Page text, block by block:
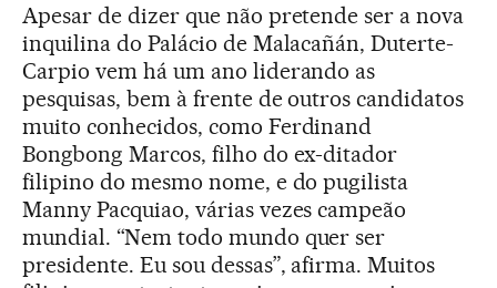
Apesar de dizer que não pretende ser a nova
inquilina do Palácio de Malacañán, Duterte-
Carpio vem há um ano liderando as
pesquisas, bem à frente de outros candidatos
muito conhecidos, como Ferdinand
Bongbong Marcos, filho do ex-ditador
filipino do mesmo nome, e do pugilista
Manny Pacquiao, várias vezes campeão
mundial. “Nem todo mundo quer ser
presidente. Eu sou dessas”, afirma. Muitos